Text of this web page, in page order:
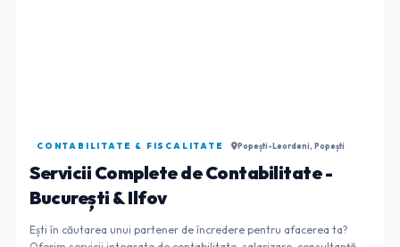
CONTABILITATE & FISCALITATE Popești-Leordeni, Popești
Servicii Complete de Contabilitate -
București & Ilfov
Ești în căutarea unui partener de încredere pentru afacerea ta?